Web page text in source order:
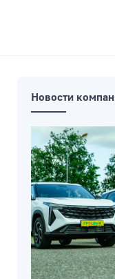
Новости